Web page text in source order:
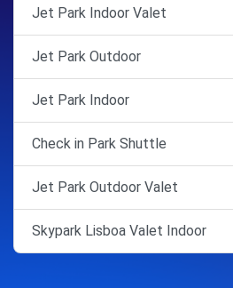
Jet Park Indoor Valet
Jet Park Outdoor
Jet Park Indoor
Check in Park Shuttle
Jet Park Outdoor Valet
Skypark Lisboa Valet Indoor